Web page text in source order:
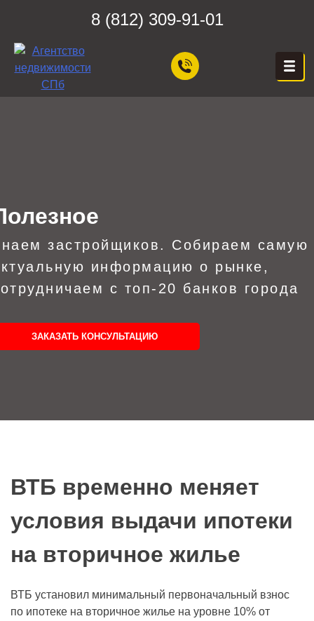
content
8 (812) 309-91-01
ЦЕХ НЕДВИЖИМОСТИ
Агентство Недвижимости в
застройщиков. Собираем самую
информацию о рынке,
с топ-20 банков города
ЗАКАЗАТЬ КОНСУЛЬТАЦИЮ
ВТБ временно меняет
условия выдачи ипотеки
на вторичное жилье
ВТБ установил минимальный первоначальный взнос
по ипотеке на вторичное жилье на уровне 10% от